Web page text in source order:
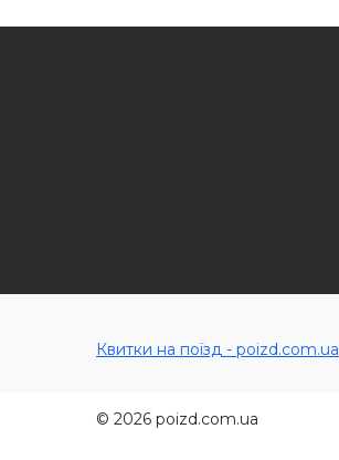
Квитки на поїзд - poizd.com.ua
© 2026 poizd.com.ua